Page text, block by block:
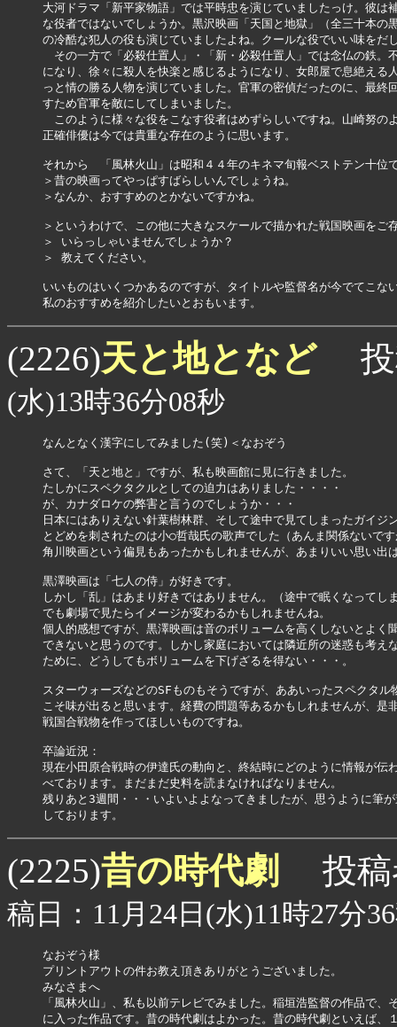
大河ドラマ「新平家物語」では平時忠を演じていましたっけ。彼は
な役者ではないでしょうか。黒沢映画「天国と地獄」（全三十本の
の冷酷な犯人の役も演じていましたよね。クールな役でいい味をだ
その一方で「必殺仕置人」・「新・必殺仕置人」では念仏の鉄。
になり、徐々に殺人を快楽と感じるようになり、女郎屋で息絶える
っと情の勝る人物を演じていました。官軍の密偵だったのに、最終
すため官軍を敵にしてしまいました。
このように様々な役をこなす役者はめずらしいですね。山崎努の
正確俳優は今では貴重な存在のように思います。
それから　「風林火山」は昭和４４年のキネマ旬報ベストテン十位
＞昔の映画ってやっぱすばらしいんでしょうね。
＞なんか、おすすめのとかないですかね。
＞というわけで、この他に大きなスケールで描かれた戦国映画をご
＞ いらっしゃいませんでしょうか？
＞ 教えてください。
いいものはいくつかあるのですが、タイトルや監督名が今でてこな
私のおすすめを紹介したいとおもいます。
(2226)天と地となど 投
(水)13時36分08秒
なんとなく漢字にしてみました(笑)＜なおぞう
さて、「天と地と」ですが、私も映画館に見に行きました。
たしかにスペクタクルとしての迫力はありました・・・・
が、カナダロケの弊害と言うのでしょうか・・・
日本にはありえない針葉樹林群、そして途中で見てしまったガイジ
とどめを刺されたのは小○哲哉氏の歌声でした（あんま関係ないで
角川映画という偏見もあったかもしれませんが、あまりいい思い
黒澤映画は「七人の侍」が好きです。
しかし「乱」はあまり好きではありません。（途中で眠くなって
でも劇場で見たらイメージが変わるかもしれませんね。
個人的感想ですが、黒澤映画は音のボリュームを高くしないとよく
できないと思うのです。しかし家庭においては隣近所の迷惑も考え
ために、どうしてもボリュームを下げざるを得ない・・・。
スターウォーズなどのSFものもそうですが、ああいったスペクタル
こそ味が出ると思います。経費の問題等あるかもしれませんが、是
戦国合戦物を作ってほしいものですね。
卒論近況：
現在小田原合戦時の伊達氏の動向と、終結時にどのように情報が伝
べております。まだまだ史料を読まなければなりません。
残りあと3週間・・・いよいよよなってきましたが、思うように筆
(2225)昔の時代劇 投稿
稿日：11月24日(水)11時27分
なおぞう様
プリントアウトの件お教え頂きありがとうございました。
みなさまへ
「風林火山」、私も以前テレビでみました。稲垣浩監督の作品で
に入った作品です。昔の時代劇はよかった。昔の時代劇といえば、